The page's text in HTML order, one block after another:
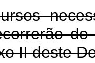
II deste